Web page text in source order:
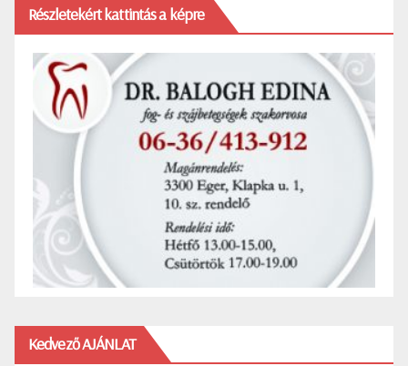
Részletekért kattintás a képre
Kedvező AJÁNLAT